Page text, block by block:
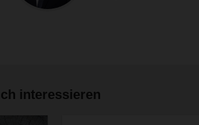
interessieren